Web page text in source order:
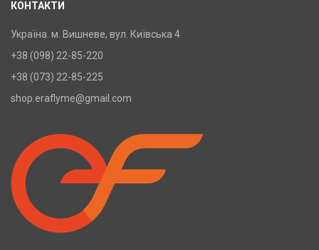
КОНТАКТИ
Україна. м. Вишневе, вул. Київська 4
+38 (098) 22-85-220
+38 (073) 22-85-225
shop.eraflyme@gmail.com